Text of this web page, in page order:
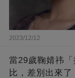
2023/12/12
當29歲鞠婧祎
比，差別出來了